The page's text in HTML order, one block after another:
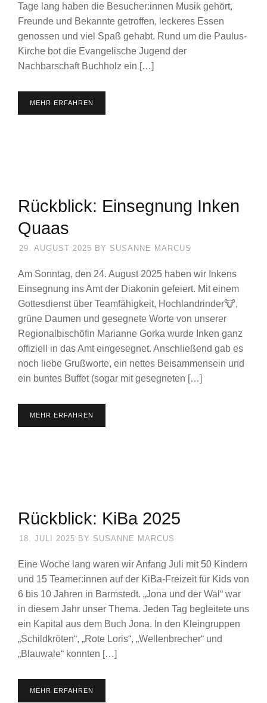
Tage lang haben die Besucher:innen Musik gehört,
Freunde und Bekannte getroffen, leckeres Essen
genossen und viel Spaß gehabt. Rund um die Paulus-
Kirche bot die Evangelische Jugend der
Nachbarschaft Buchholz ein […]
MEHR ERFAHREN
Rückblick: Einsegnung Inken
Quaas
29. AUGUST 2025 BY SUSANNE MARCUS
Am Sonntag, den 24. August 2025 haben wir Inkens
Einsegnung ins Amt der Diakonin gefeiert. Mit einem
Gottesdienst über Teamfähigkeit, Hochlandrinder🐮,
grüne Daumen und gesegnete Worte von unserer
Regionalbischöfin Marianne Gorka wurde Inken ganz
offiziell in das Amt eingesegnet. Anschließend gab es
noch liebe Grußworte, ein nettes Beisammensein und
ein buntes Buffet (sogar mit gesegneten […]
MEHR ERFAHREN
Rückblick: KiBa 2025
18. JULI 2025 BY SUSANNE MARCUS
Eine Woche lang waren wir Anfang Juli mit 50 Kindern
und 15 Teamer:innen auf der KiBa-Freizeit für Kids von
6 bis 10 Jahren in Barmstedt. „Jona und der Wal“ war
in diesem Jahr unser Thema. Jeden Tag begleitete uns
ein Kapital aus dem Buch Jona. In den Kleingruppen
„Schildkröten“, „Rote Loris“, „Wellenbrecher“ und
„Blauwale“ konnten […]
MEHR ERFAHREN